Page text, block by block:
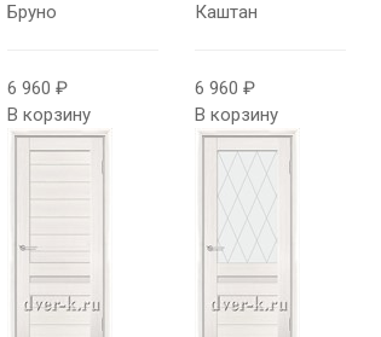
Бруно
6 960 ₽
В корзину
Каштан
6 960 ₽
В корзину